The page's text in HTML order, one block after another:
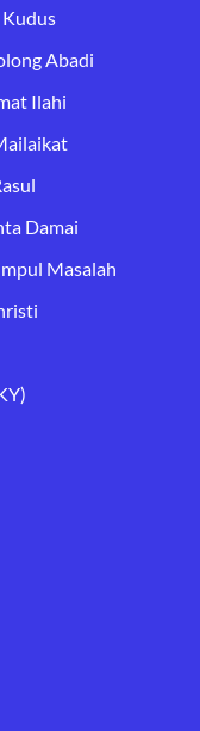
Abadi
Ilahi
Damai
Masalah